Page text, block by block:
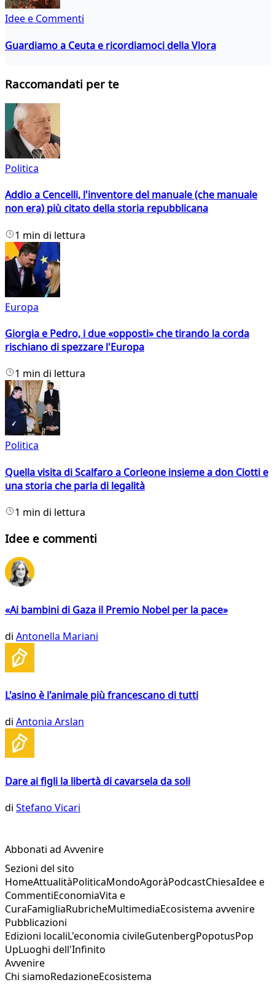
Idee e Commenti
Guardiamo a Ceuta e ricordiamoci della Vlora
Raccomandati per te
Politica
Addio a Cencelli, l'inventore del manuale (che manuale
non era) più citato della storia repubblicana
1 min di lettura
Europa
Giorgia e Pedro, i due «opposti» che tirando la corda
rischiano di spezzare l'Europa
1 min di lettura
Politica
Quella visita di Scalfaro a Corleone insieme a don Ciotti e
una storia che parla di legalità
1 min di lettura
Idee e commenti
«Ai bambini di Gaza il Premio Nobel per la pace»
di Antonella Mariani
L'asino è l'animale più francescano di tutti
di Antonia Arslan
Dare ai figli la libertà di cavarsela da soli
di Stefano Vicari
Abbonati ad Avvenire
Sezioni del sito
HomeAttualitàPoliticaMondoAgoràPodcastChiesaIdee e
CommentiEconomiaVita e
CuraFamigliaRubricheMultimediaEcosistema avvenire
Pubblicazioni
Edizioni localiL'economia civileGutenbergPopotusPop
UpLuoghi dell'Infinito
Avvenire
Chi siamoRedazioneEcosistema